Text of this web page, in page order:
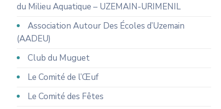
du Milieu Aquatique – UZEMAIN-URIMENIL
Association Autour Des Écoles d’Uzemain
(AADEU)
Club du Muguet
Le Comité de l’Œuf
Le Comité des Fêtes